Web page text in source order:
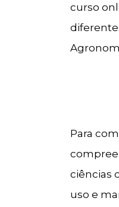
curso
Para
ciências
uso e